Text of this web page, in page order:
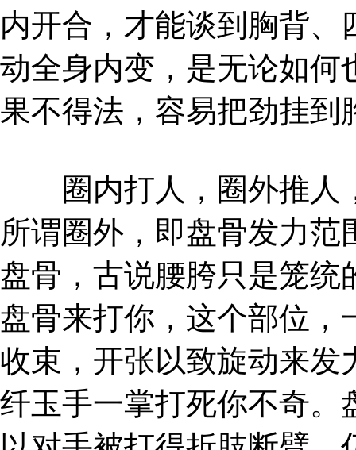
内开合，才能谈到胸背
动全身内变，是无论如何
果不得法，容易把劲挂到
圈内打人，圈外推人
所谓圈外，即盘骨发力
盘骨，古说腰胯只是笼统
盘骨来打你，这个部位，
收束，开张以致旋动来发
纤玉手一掌打死你不奇。